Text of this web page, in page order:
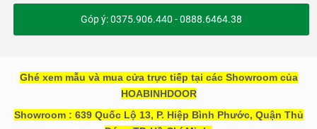
Góp ý: 0375.906.440 - 0888.6464.38
Ghé xem mẫu và mua cửa trực tiếp tại các Showroom của
HOABINHDOOR
Showroom : 639 Quốc Lộ 13, P. Hiệp Bình Phước, Quận Thủ